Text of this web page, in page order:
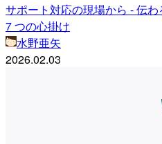
サポート対応の現場から - 伝
7 つの心掛け
水野亜矢
2026.02.03